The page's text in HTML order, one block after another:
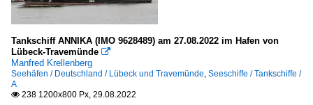
Tankschiff ANNIKA (IMO 9628489) am 27.08.2022 im Hafen von
Lübeck-Travemünde 
Manfred Krellenberg
Seehäfen / Deutschland / Lübeck und Travemünde, Seeschiffe / Tankschiffe /
A
 238 1200x800 Px, 29.08.2022